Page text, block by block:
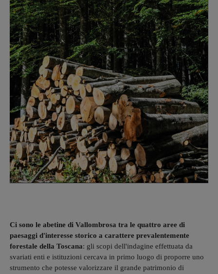
Ci sono le abetine di Vallombrosa tra le quattro aree di
paesaggi d'interesse storico a carattere prevalentemente
forestale della Toscana: gli scopi dell'indagine effettuata da
svariati enti e istituzioni cercava in primo luogo di proporre uno
strumento che potesse valorizzare il grande patrimonio di